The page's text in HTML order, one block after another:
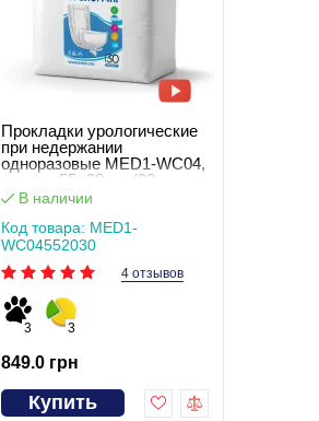
Прокладки урологические
при недержании
одноразовые MED1-WC04,
размер 55×20 см (30 шт в
упаковке)
В наличии
Код товара: MED1-
WC04552030
4 отзывов
3 3
849.0 грн
Купить